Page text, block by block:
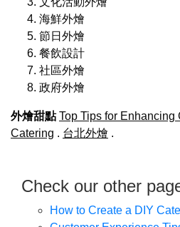
海鮮外燴
節日外燴
餐飲設計
社區外燴
政府外燴
外燴甜點 Top Tips for
Catering . 台北外燴 .
Check our other
How to Create a DIY